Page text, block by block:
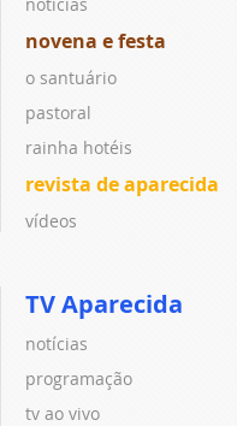
novena e festa
o santuário
pastoral
rainha hotéis
revista de aparecida
vídeos
TV Aparecida
notícias
programação
tv ao vivo